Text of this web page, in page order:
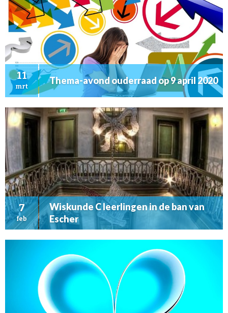
11
mrt
Thema-avond ouderraad op 9 april 2020
7
feb
Wiskunde C leerlingen in de ban van
Escher